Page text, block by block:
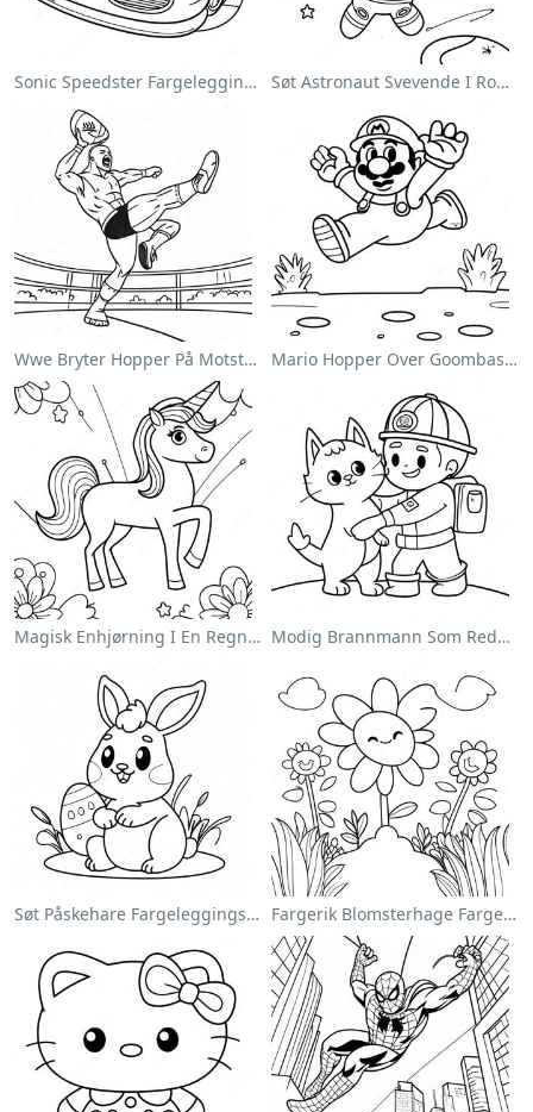
Sonic Speedster Fargeleggingsside Søt Astronaut Svevende I Rommet Fargeleggingsside
Wwe Bryter Hopper På Motstander Fargeleggingsside Mario Hopper Over Goombas Fargeleggingsside
Magisk Enhjørning I En Regnbue Fargeleggingsside Modig Brannmann Som Redder En Katt Fargeleggingsside
Søt Påskehare Fargeleggingsside Fargerik Blomsterhage Fargeleggingsside